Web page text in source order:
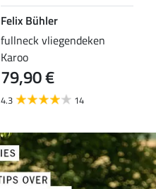
Felix Bühler
fullneck vliegendeken
Karoo
79,90 €
4.3 14